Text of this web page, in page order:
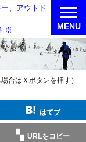
、アウトド
※
合はＸボタンを押す）
MENU
はてブ
URLをコピー